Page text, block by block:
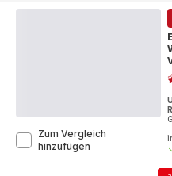
5
Zum Vergleich
hinzufügen